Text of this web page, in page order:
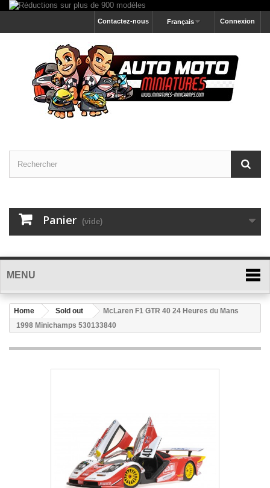
Connexion
Français
Contactez-nous
Panier (vide)
MENU
Home Sold out
McLaren F1 GTR 40 24 Heures du Mans
1998 Minichamps 530133840